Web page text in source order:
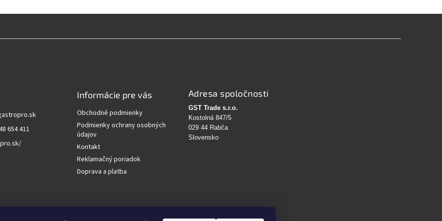
654 411
Informácie pre vás
Obchodné podmienky
Podmienky ochrany osobných
údajov
Kontakt
Reklamačný poriadok
Doprava a platba
Adresa spoločnosti
GST Trade s.r.o.
Kostolná 847/5
029 44 Rabča
Slovensko